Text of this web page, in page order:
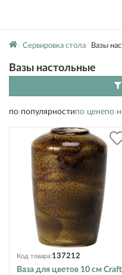
Сервировка стола Вазы
Вазы настольные
по популярностипо ценепо
Код товара:137212
Ваза для цветов 10 см Craft